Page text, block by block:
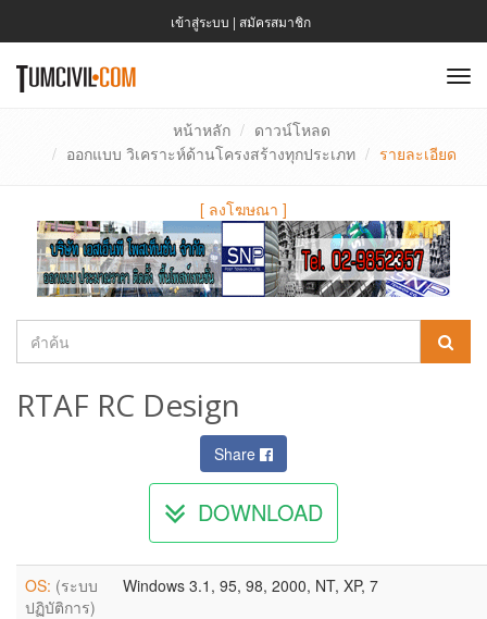
เข้าสู่ระบบ | สมัครสมาชิก
หน้าหลัก
ดาวน์โหลด
ออกแบบ วิเคราะห์ด้านโครงสร้างทุกประเภท
รายละเอียด
[ ลงโฆษณา ]
RTAF RC Design
Share
DOWNLOAD
OS: (ระบบ
ปฏิบัติการ)
Windows 3.1, 95, 98, 2000, NT, XP, 7